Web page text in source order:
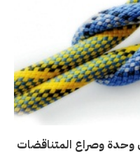
وحدة وصراع المتناقضات